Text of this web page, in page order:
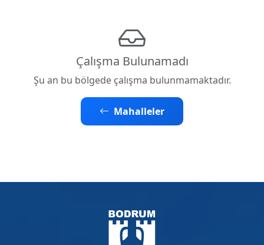
Çalışma Bulunamadı
Şu an bu bölgede çalışma bulunmamaktadır.
Mahalleler